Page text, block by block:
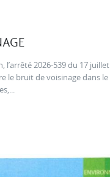
l’arrêté 2026-539 du 17 juillet
le bruit de voisinage dans le